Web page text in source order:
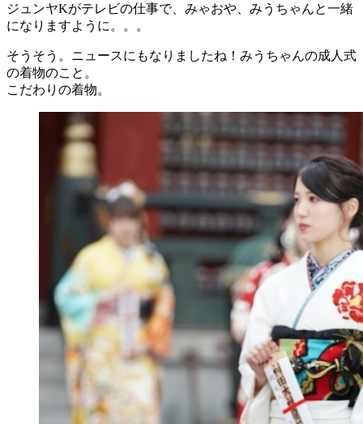
ジュンヤKがテレビの仕事で、みゃおや、みうちゃんと一緒
になりますように。。。
そうそう。ニュースにもなりましたね！みうちゃんの成人式
の着物のこと。
こだわりの着物。